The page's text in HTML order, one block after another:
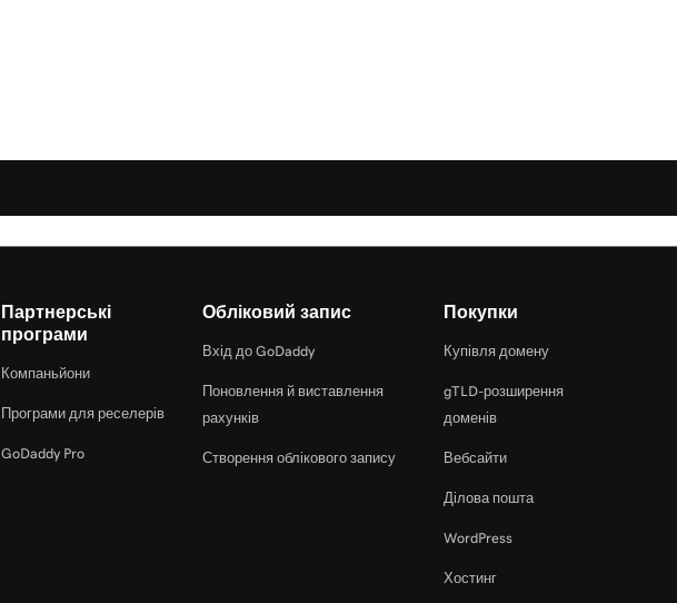
Партнерські
програми
Компаньйони
Програми для реселерів
GoDaddy Pro
Обліковий запис
Вхід до GoDaddy
Поновлення й виставлення
рахунків
Створення облікового запису
Покупки
Купівля домену
gTLD-розширення
доменів
Вебсайти
Ділова пошта
WordPress
Хостинг